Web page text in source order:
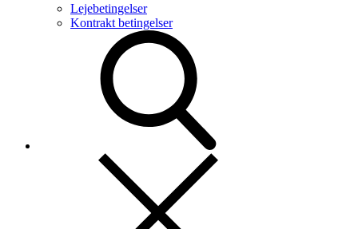
Lejebetingelser
Kontrakt betingelser